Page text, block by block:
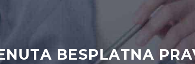
BESPLATNA